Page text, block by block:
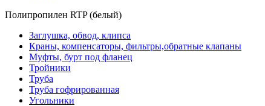
Полипропилен RTP (белый)
Заглушка, обвод, клипса
Краны, компенсаторы, фильтры,обратные клапаны
Муфты, бурт под фланец
Тройники
Труба
Труба гофрированная
Угольники